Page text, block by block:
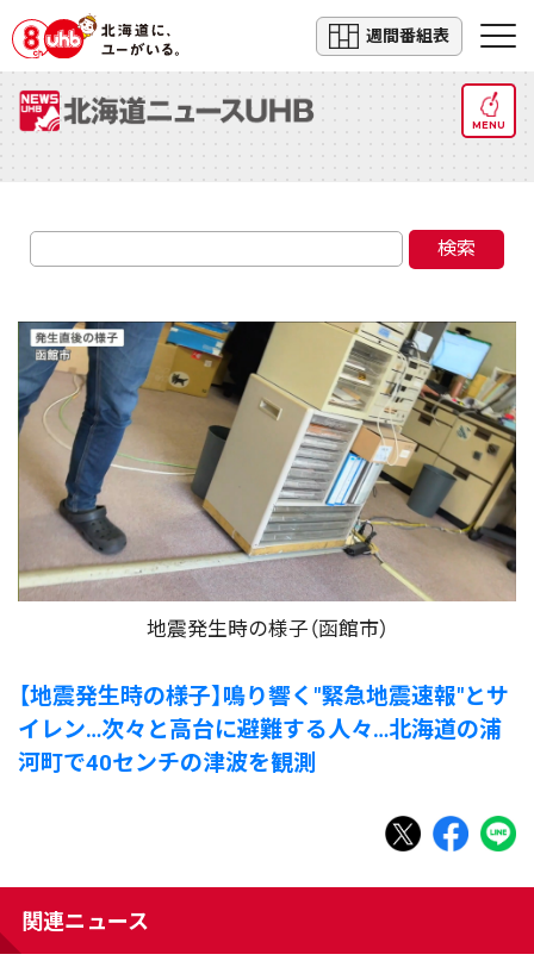
週間番組表
MENU
検索
地震発生時の様子（函館市）
【地震発生時の様子】鳴り響く"緊急地震速報"とサ
イレン…次々と高台に避難する人々…北海道の浦
河町で40センチの津波を観測
関連ニュース